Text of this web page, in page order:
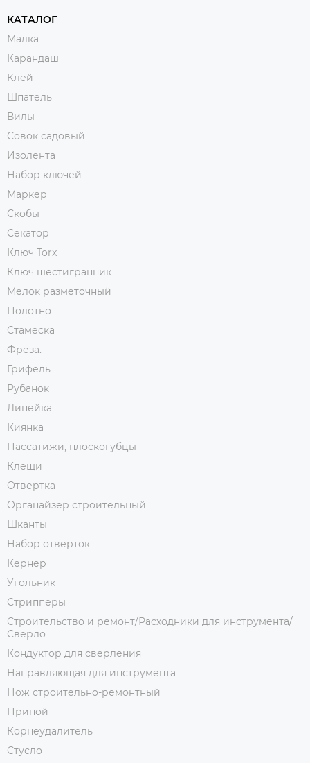
КАТАЛОГ
Малка
Карандаш
Клей
Шпатель
Вилы
Совок садовый
Изолента
Набор ключей
Маркер
Скобы
Секатор
Ключ Torx
Ключ шестигранник
Мелок разметочный
Полотно
Стамеска
Фреза.
Грифель
Рубанок
Линейка
Киянка
Пассатижи, плоскогубцы
Клещи
Отвертка
Органайзер строительный
Шканты
Набор отверток
Кернер
Угольник
Стрипперы
Строительство и ремонт/Расходники для инструмента/
Сверло
Кондуктор для сверления
Направляющая для инструмента
Нож строительно-ремонтный
Припой
Корнеудалитель
Стусло